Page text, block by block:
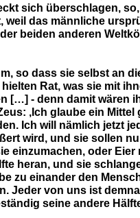
sich überschlagen,
das männliche
beiden anderen
so dass sie selbst an
Rat, was sie mit
[…] - denn damit wären
‚Ich glaube ein
Ich will nämlich jetzt
wird, und sie sollen
einzumachen, oder
heran, und sie
zu einander den
von uns ist
seine andere